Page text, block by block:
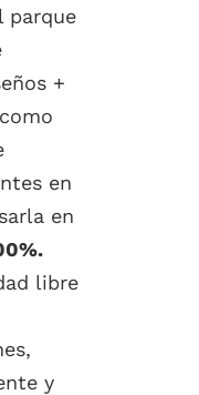
parque
+
en
en
libre
y